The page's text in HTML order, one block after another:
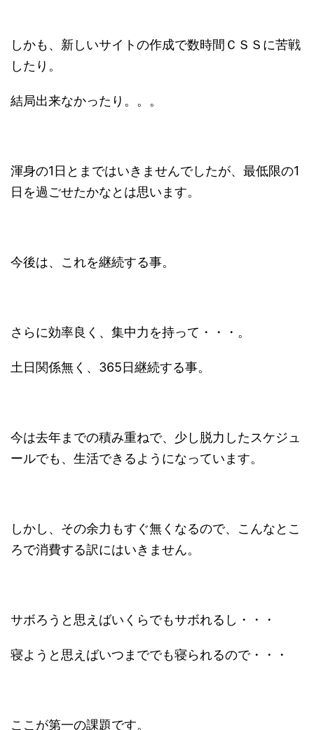
しかも、新しいサイトの作成で数時間ＣＳＳに苦戦
したり。
結局出来なかったり。。。
渾身の1日とまではいきませんでしたが、最低限の1
日を過ごせたかなとは思います。
今後は、これを継続する事。
さらに効率良く、集中力を持って・・・。
土日関係無く、365日継続する事。
今は去年までの積み重ねで、少し脱力したスケジュ
ールでも、生活できるようになっています。
しかし、その余力もすぐ無くなるので、こんなとこ
ろで消費する訳にはいきません。
サボろうと思えばいくらでもサボれるし・・・
寝ようと思えばいつまででも寝られるので・・・
ここが第一の課題です。